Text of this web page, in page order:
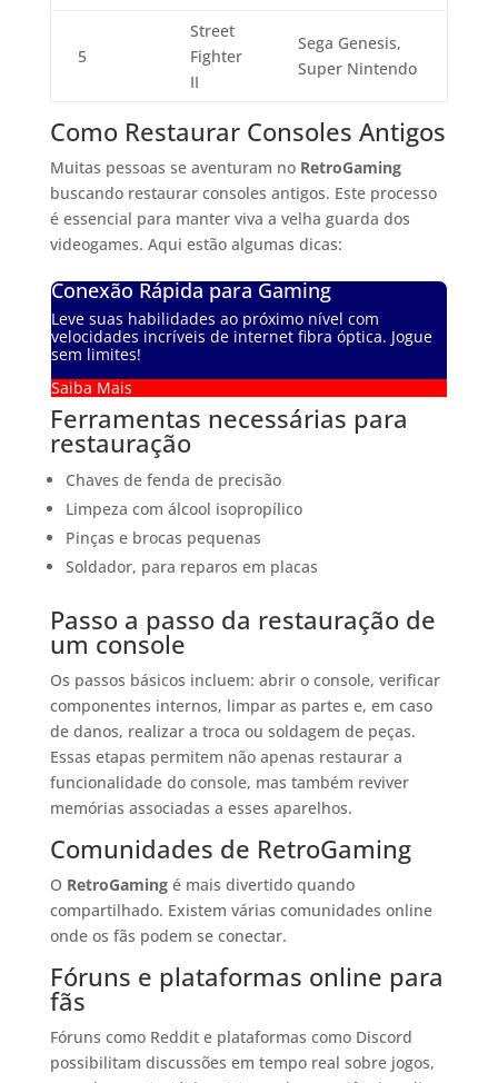
5
Street
Fighter
II
Sega Genesis,
Super Nintendo
Como Restaurar Consoles Antigos
Muitas pessoas se aventuram no RetroGaming
buscando restaurar consoles antigos. Este processo
é essencial para manter viva a velha guarda dos
videogames. Aqui estão algumas dicas:
Conexão Rápida para Gaming
Leve suas habilidades ao próximo nível com
velocidades incríveis de internet fibra óptica. Jogue
sem limites!
Saiba Mais
Ferramentas necessárias para
restauração
Chaves de fenda de precisão
Limpeza com álcool isopropílico
Pinças e brocas pequenas
Soldador, para reparos em placas
Passo a passo da restauração de
um console
Os passos básicos incluem: abrir o console, verificar
componentes internos, limpar as partes e, em caso
de danos, realizar a troca ou soldagem de peças.
Essas etapas permitem não apenas restaurar a
funcionalidade do console, mas também reviver
memórias associadas a esses aparelhos.
Comunidades de RetroGaming
O RetroGamingé mais divertido quando
compartilhado. Existem várias comunidades online
onde os fãs podem se conectar.
Fóruns e plataformas online para
fãs
Fóruns como Reddit e plataformas como Discord
possibilitam discussões em tempo real sobre jogos,